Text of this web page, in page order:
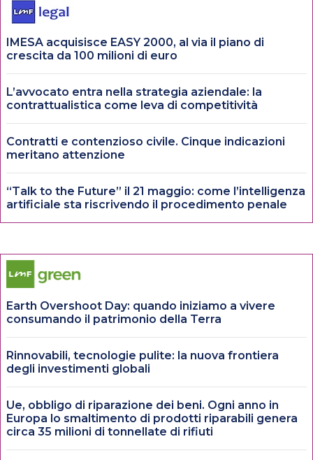
IMESA acquisisce EASY 2000, al via il piano di
crescita da 100 milioni di euro
L’avvocato entra nella strategia aziendale: la
contrattualistica come leva di competitività
Contratti e contenzioso civile. Cinque indicazioni
meritano attenzione
“Talk to the Future” il 21 maggio: come l’intelligenza
artificiale sta riscrivendo il procedimento penale
Earth Overshoot Day: quando iniziamo a vivere
consumando il patrimonio della Terra
Rinnovabili, tecnologie pulite: la nuova frontiera
degli investimenti globali
Ue, obbligo di riparazione dei beni. Ogni anno in
Europa lo smaltimento di prodotti riparabili genera
circa 35 milioni di tonnellate di rifiuti